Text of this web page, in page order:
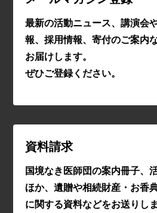
最新の活動ニュース、講演会
報、採用情報、寄付のご案内
お届けします。
ぜひご登録ください。
資料請求
国境なき医師団の案内冊子、
ほか、遺贈や相続財産・お香
に関する資料などをお送りしま